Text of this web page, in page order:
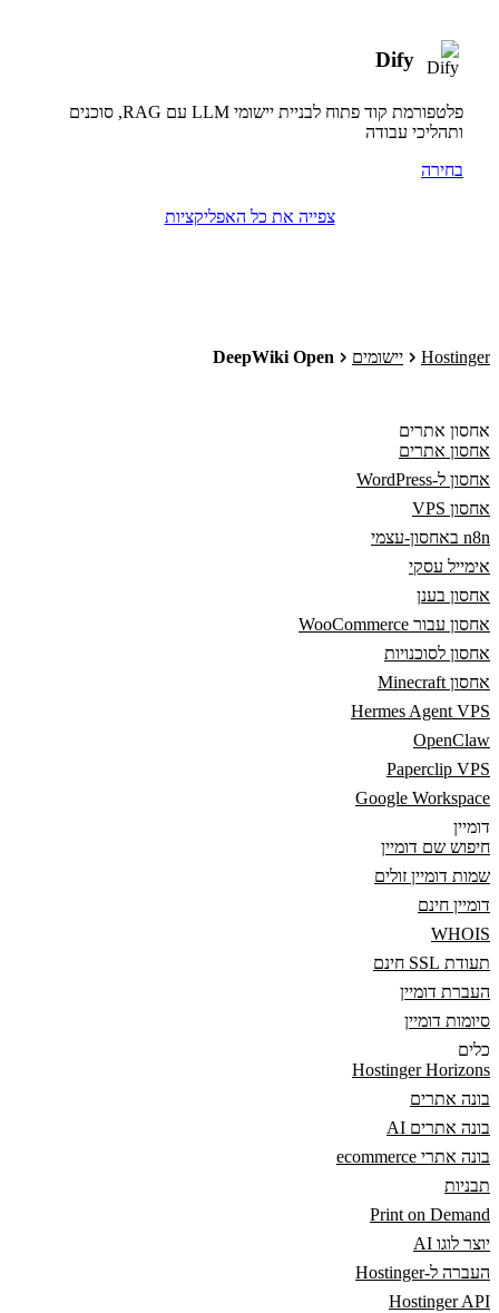
Dify
פלטפורמת קוד פתוח לבניית יישומי LLM עם RAG, סוכנים
ותהליכי עבודה
בחירה
צפייה את כל האפליקציות
Hostinger יישומים DeepWiki Open
אחסון אתרים
אחסון אתרים
אחסון ל-WordPress
אחסון VPS
n8n באחסון-עצמי
אימייל עסקי
אחסון בענן
אחסון עבור WooCommerce
אחסון לסוכנויות
אחסון Minecraft
Hermes Agent VPS
OpenClaw
Paperclip VPS
Google Workspace
דומיין
חיפוש שם דומיין
שמות דומיין זולים
דומיין חינם
WHOIS
תעודת SSL חינם
העברת דומיין
סיומות דומיין
כלים
Hostinger Horizons
בונה אתרים
בונה אתרים AI
בונה אתרי ecommerce
תבניות
Print on Demand
יוצר לוגו AI
העברה ל-Hostinger
Hostinger API